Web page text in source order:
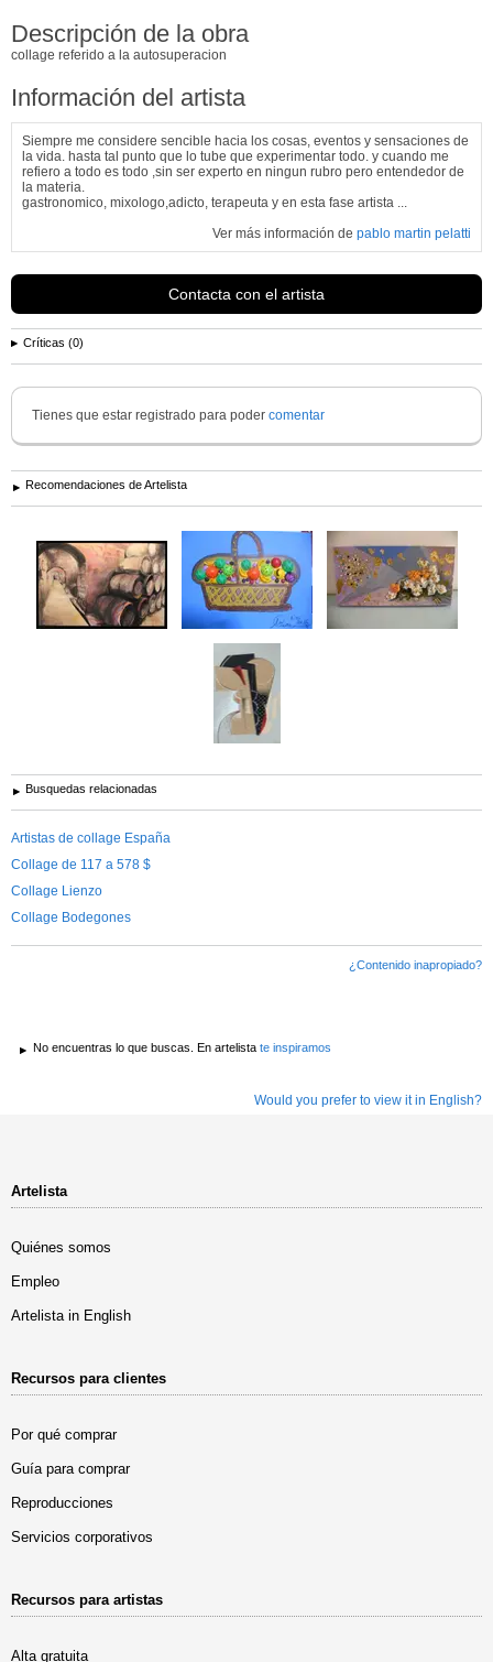
Descripción de la obra
collage referido a la autosuperacion
Información del artista
Siempre me considere sencible hacia los cosas, eventos y sensaciones de
la vida. hasta tal punto que lo tube que experimentar todo. y cuando me
refiero a todo es todo ,sin ser experto en ningun rubro pero entendedor de
la materia.
gastronomico, mixologo,adicto, terapeuta y en esta fase artista ...
Ver más información de pablo martin pelatti
Contacta con el artista
Críticas (0)
Tienes que estar registrado para poder comentar
Recomendaciones de Artelista
Busquedas relacionadas
Artistas de collage España
Collage de 117 a 578 $
Collage Lienzo
Collage Bodegones
¿Contenido inapropiado?
No encuentras lo que buscas. En artelista te inspiramos
Would you prefer to view it in English?
Artelista
Quiénes somos
Empleo
Artelista in English
Recursos para clientes
Por qué comprar
Guía para comprar
Reproducciones
Servicios corporativos
Recursos para artistas
Alta gratuita